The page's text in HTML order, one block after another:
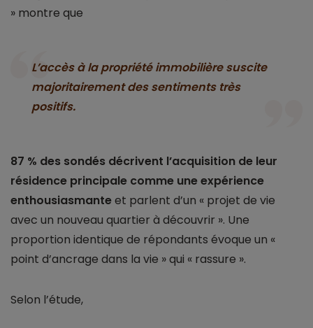
» montre que
L’accès à la propriété immobilière suscite
majoritairement des sentiments très
positifs.
87 % des sondés décrivent l’acquisition de leur
résidence principale comme une expérience
enthousiasmanteet parlent d’un « projet de vie
avec un nouveau quartier à découvrir ». Une
proportion identique de répondants évoque un «
point d’ancrage dans la vie » qui « rassure ».
Selon l’étude,